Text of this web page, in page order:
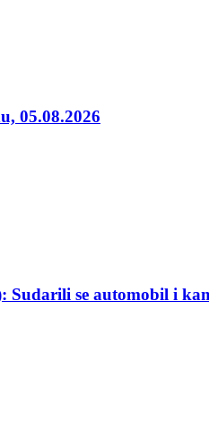
05.08.2026
Sudarili se automobil i